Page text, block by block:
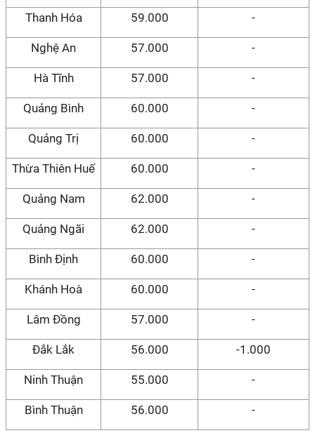
Thanh Hóa 59.000 -
Nghệ An 57.000 -
Hà Tĩnh 57.000 -
Quảng Bình 60.000 -
Quảng Trị 60.000 -
Thừa Thiên Huế 60.000 -
Quảng Nam 62.000 -
Quảng Ngãi 62.000 -
Bình Định 60.000 -
Khánh Hoà 60.000 -
Lâm Đồng 57.000 -
Đắk Lắk 56.000 -1.000
Ninh Thuận 55.000 -
Bình Thuận 56.000 -